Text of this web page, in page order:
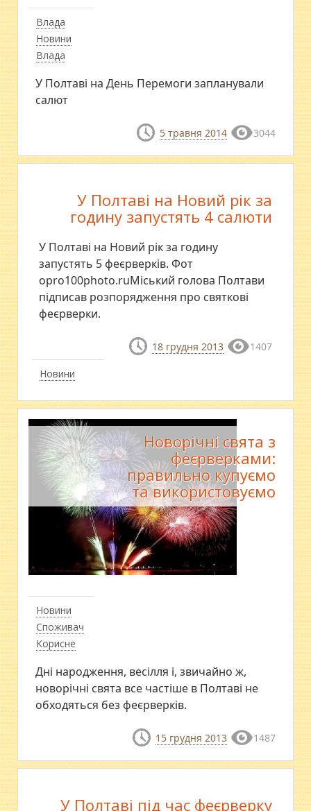
Влада
Новини
Влада
У Полтаві на День Перемоги запланували
салют
5 травня 2014 3044
Новини
У Полтаві на Новий рік за
годину запустять 4 салюти
У Полтаві на Новий рік за годину
запустять 5 феєрверків. Фот
оpro100photo.ruМіський голова Полтави
підписав розпорядження про святкові
феєрверки.
18 грудня 2013 1407
Новини
Споживач
Корисне
Новорічні свята з
феєрверками:
правильно купуємо
та використовуємо
Дні народження, весілля і, звичайно ж,
новорічні свята все частіше в Полтаві не
обходяться без феєрверків.
15 грудня 2013 1487
У Полтаві під час феєрверку